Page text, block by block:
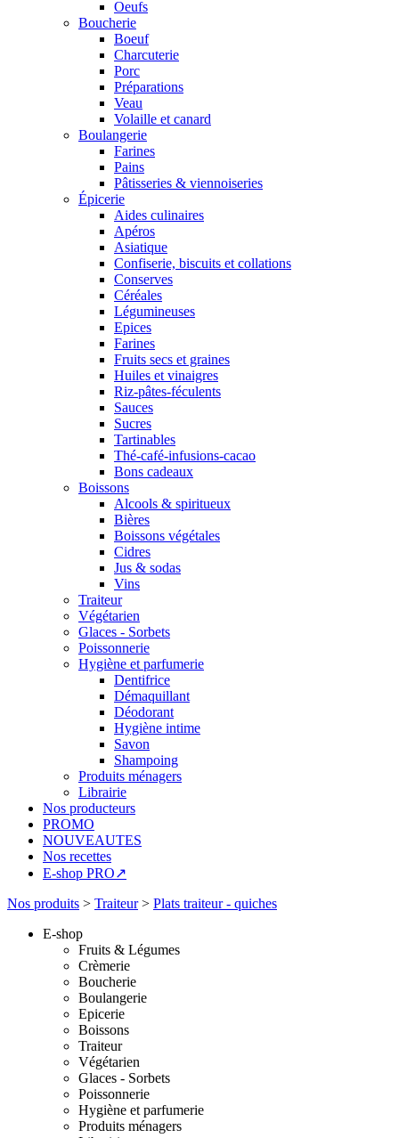
Oeufs
Boucherie
Boeuf
Charcuterie
Porc
Préparations
Veau
Volaille et canard
Boulangerie
Farines
Pains
Pâtisseries & viennoiseries
Épicerie
Aides culinaires
Apéros
Asiatique
Confiserie, biscuits et collations
Conserves
Céréales
Légumineuses
Epices
Farines
Fruits secs et graines
Huiles et vinaigres
Riz-pâtes-féculents
Sauces
Sucres
Tartinables
Thé-café-infusions-cacao
Bons cadeaux
Boissons
Alcools & spiritueux
Bières
Boissons végétales
Cidres
Jus & sodas
Vins
Traiteur
Végétarien
Glaces - Sorbets
Poissonnerie
Hygiène et parfumerie
Dentifrice
Démaquillant
Déodorant
Hygiène intime
Savon
Shampoing
Produits ménagers
Librairie
Nos producteurs
PROMO
NOUVEAUTES
Nos recettes
E-shop PRO↗
Nos produits > Traiteur> Plats traiteur - quiches
E-shop
Fruits & Légumes
Crèmerie
Boucherie
Boulangerie
Epicerie
Boissons
Traiteur
Végétarien
Glaces - Sorbets
Poissonnerie
Hygiène et parfumerie
Produits ménagers